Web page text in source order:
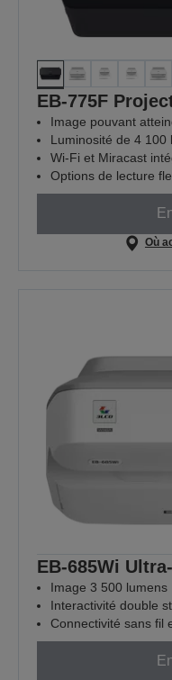
EB-775F
Image pouvant
Luminosité de 4 100
Wi-Fi et Miracast
Options de lecture
Où
EB-685Wi
Image 3 500 lumens
Interactivité double
Connectivité sans fil